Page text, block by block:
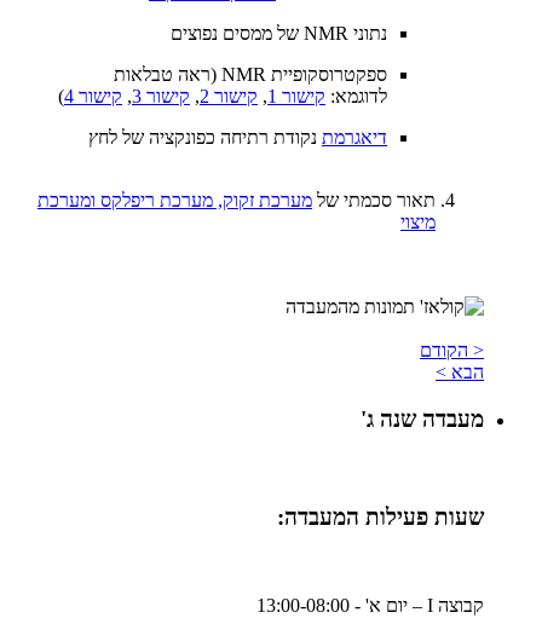
נתוני NMR של ממסים נפוצים
ספקטרוסקופיית NMR (ראה טבלאות
לדוגמא: קישור 1 , קישור 2 , קישור 3 , קישור 4
)
דיאגרמת נקודת רתיחה כפונקציה של לחץ
תאור סכמתי של מערכת זקוק, מערכת ריפלקס ומערכת
מיצוי
< הקודם
הבא >
מעבדה שנה ג'
שעות פעילות המעבדה:
קבוצה I – יום א' - 13:00-08:00